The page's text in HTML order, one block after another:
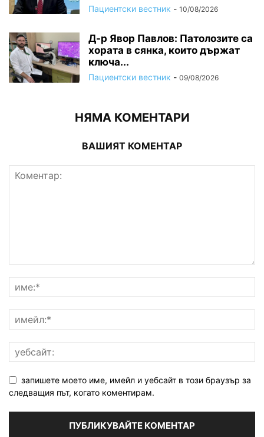
Пациентски вестник - 10/08/2026
Д-р Явор Павлов: Патолозите са
хората в сянка, които държат
ключа...
Пациентски вестник - 09/08/2026
НЯМА КОМЕНТАРИ
ВАШИЯТ КОМЕНТАР
запишете моето име, имейл и уебсайт в този браузър за
следващия път, когато коментирам.